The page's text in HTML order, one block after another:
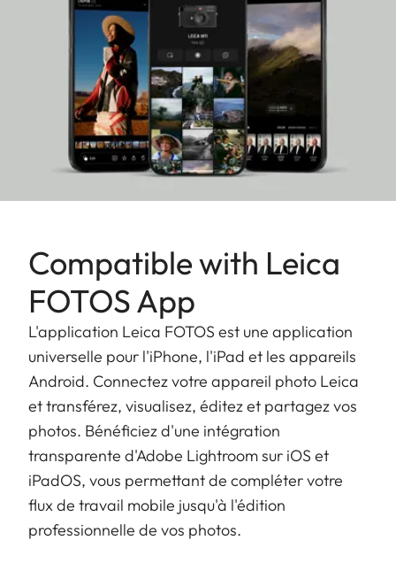
technologie de pointe.
Compatible with Leica
FOTOS App
L'application Leica FOTOS est une application
universelle pour l'iPhone, l'iPad et les appareils
Android. Connectez votre appareil photo Leica
et transférez, visualisez, éditez et partagez vos
photos. Bénéficiez d'une intégration
transparente d'Adobe Lightroom sur iOS et
iPadOS, vous permettant de compléter votre
flux de travail mobile jusqu'à l'édition
professionnelle de vos photos.